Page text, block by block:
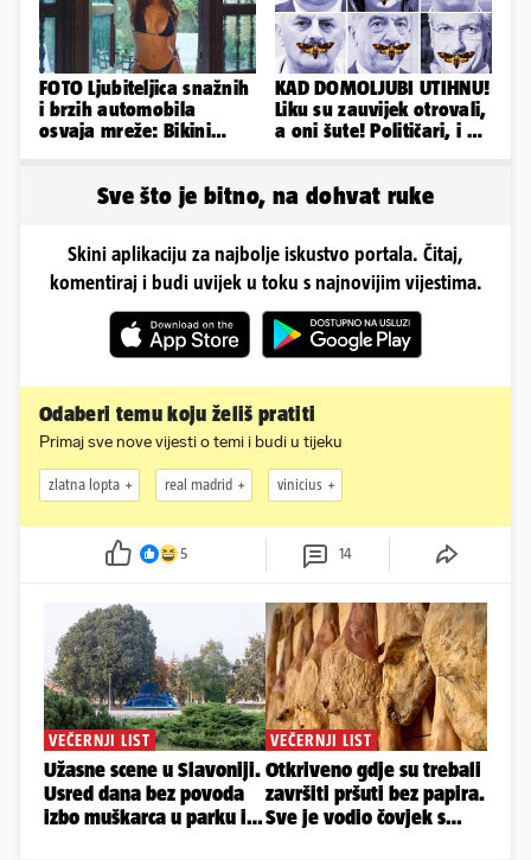
FOTO Ljubiteljica snažnih
i brzih automobila
osvaja mreže: Bikini
KAD DOMOLJUBI UTIHNU!
Liku su zauvijek otrovali,
a oni šute! Političari, i vi
Sve što je bitno, na dohvat ruke
Skini aplikaciju za najbolje iskustvo portala. Čitaj,
komentiraj i budi uvijek u toku s najnovijim vijestima.
Odaberi temu koju želiš pratiti
Primaj sve nove vijesti o temi i budi u tijeku
zlatna lopta real madrid vinicius
5 14